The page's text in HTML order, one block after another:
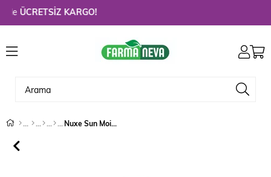
ÜCRETSİZ KARGO!
Nuxe Sun Moisturising Protective Milky Oil For Hair 100 ml